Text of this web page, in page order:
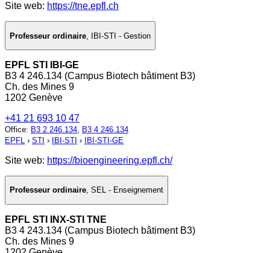
Site web: https://tne.epfl.ch
Professeur ordinaire IBI-STI - Gestion
EPFL STI IBI-GE
B3 4 246.134 (Campus Biotech bâtiment B3)
Ch. des Mines 9
1202 Genève
+41 21 693 10 47
Office: B3 2 246.134, B3 4 246.134
EPFL › STI › IBI-STI › IBI-STI-GE
Site web: https://bioengineering.epfl.ch/
Professeur ordinaire, SEL - Enseignement
EPFL STI INX-STI TNE
B3 4 243.134 (Campus Biotech bâtiment B3)
Ch. des Mines 9